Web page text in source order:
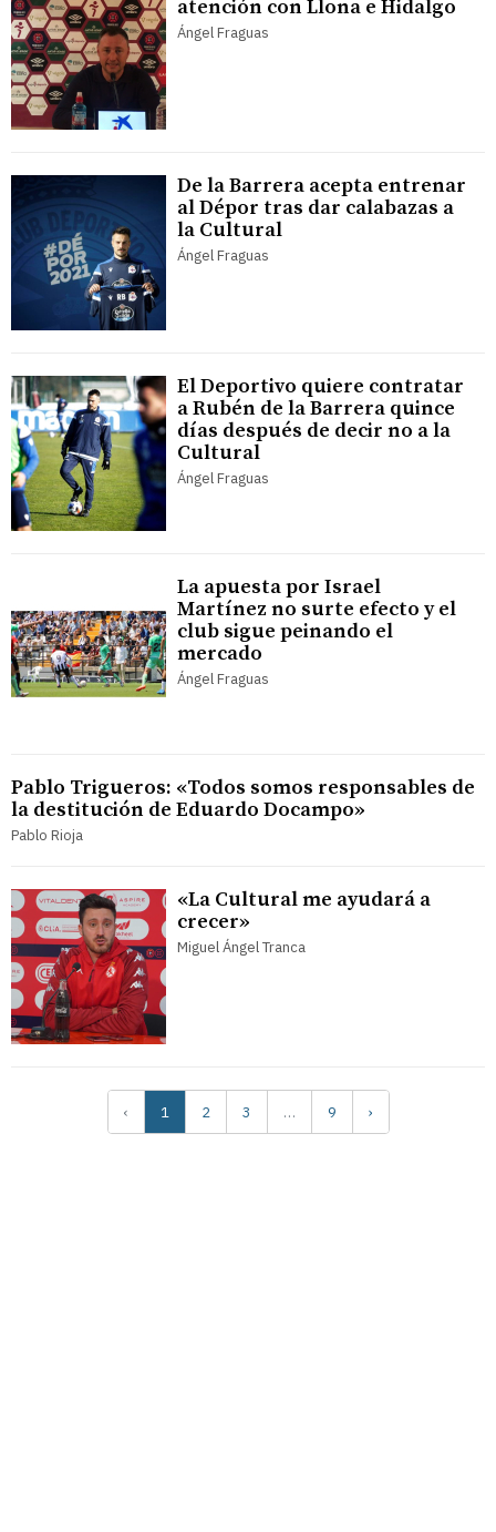
atención con Llona e Hidalgo
Ángel Fraguas
De la Barrera acepta entrenar
al Dépor tras dar calabazas a
la Cultural
Ángel Fraguas
El Deportivo quiere contratar
a Rubén de la Barrera quince
días después de decir no a la
Cultural
Ángel Fraguas
La apuesta por Israel
Martínez no surte efecto y el
club sigue peinando el
mercado
Ángel Fraguas
Pablo Trigueros: «Todos somos responsables de
la destitución de Eduardo Docampo»
Pablo Rioja
«La Cultural me ayudará a
crecer»
Miguel Ángel Tranca
‹ 1 2 3 … 9 ›